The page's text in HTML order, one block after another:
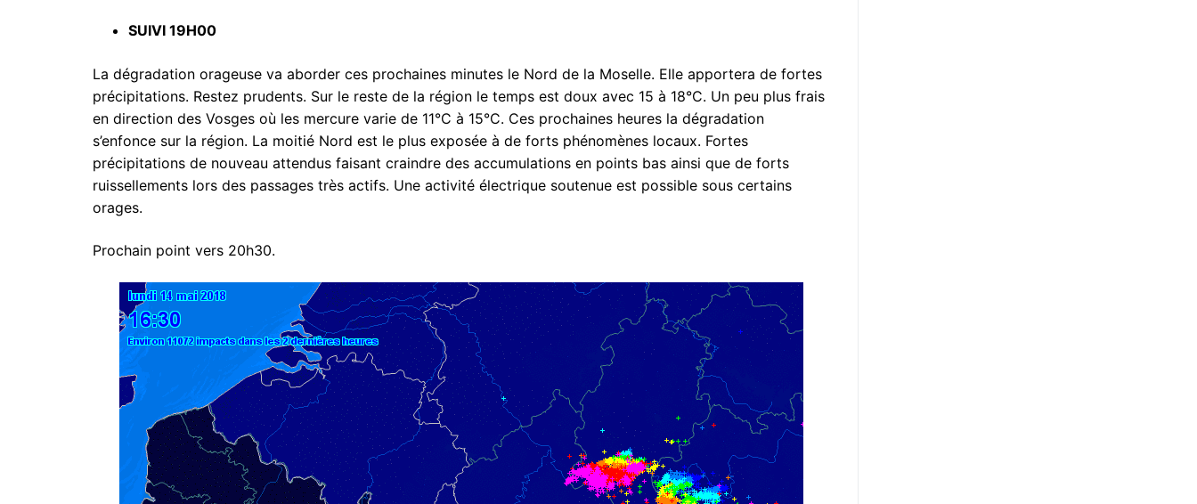
SUIVI 19H00
La dégradation orageuse va aborder ces prochaines minutes le Nord de la Moselle. Elle apportera de fortes
précipitations. Restez prudents. Sur le reste de la région le temps est doux avec 15 à 18°C. Un peu plus frais
en direction des Vosges où les mercure varie de 11°C à 15°C. Ces prochaines heures la dégradation
s’enfonce sur la région. La moitié Nord est le plus exposée à de forts phénomènes locaux. Fortes
précipitations de nouveau attendus faisant craindre des accumulations en points bas ainsi que de forts
ruissellements lors des passages très actifs. Une activité électrique soutenue est possible sous certains
orages.
Prochain point vers 20h30.